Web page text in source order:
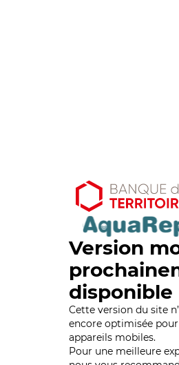
Version
disponible
Cette version du site
encore optimisée
appareils mobiles.
Pour une meilleure